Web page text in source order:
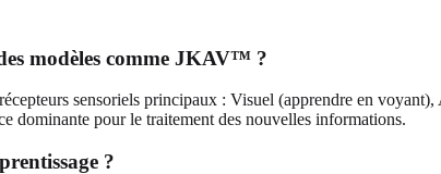
modèles comme JKAV™ ?
sensoriels principaux : Visuel (apprendre en
dominante pour le traitement des nouvelles informations.
?